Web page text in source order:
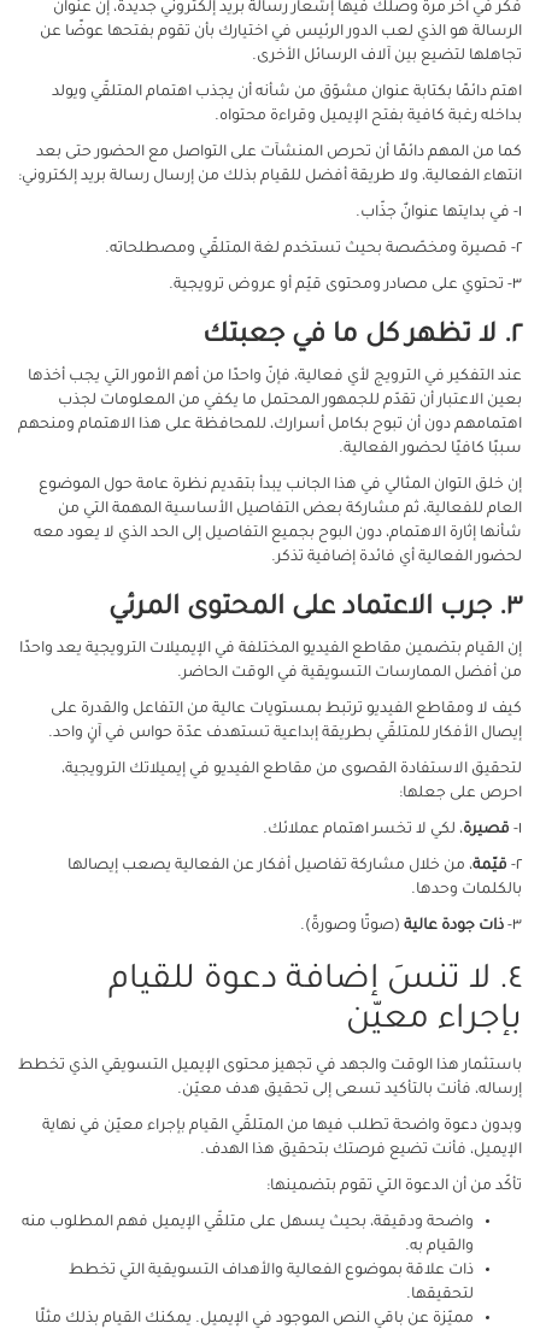
فكّر في آخر مرة وصلك فيها إشعار رسالة بريد إلكتروني جديدة، إنّ عنوان
الرسالة هو الذي لعب الدور الرئيس في اختيارك بأن تقوم بفتحها عوضًا عن
تجاهلها لتضيع بين آلاف الرسائل الأخرى.
اهتم دائمًا بكتابة عنوان مشوّق من شأنه أن يجذب اهتمام المتلقّي ويولد
بداخله رغبة كافية بفتح الإيميل وقراءة محتواه.
كما من المهم دائمًا أن تحرص المنشآت على التواصل مع الحضور حتى بعد
انتهاء الفعالية، ولا طريقة أفضل للقيام بذلك من إرسال رسالة بريد إلكتروني:
١- في بدايتها عنوانٌ جذّاب.
٢- قصيرة ومخصّصة بحيث تستخدم لغة المتلقّي ومصطلحاته.
٣- تحتوي على مصادر ومحتوى قيّم أو عروض ترويجية.
٢. لا تظهر كل ما في جعبتك
عند التفكير في الترويج لأي فعالية، فإنّ واحدًا من أهم الأمور التي يجب أخذها
بعين الاعتبار أن تقدّم للجمهور المحتمل ما يكفي من المعلومات لجذب
اهتمامهم دون أن تبوح بكامل أسرارك، للمحافظة على هذا الاهتمام ومنحهم
سببًا كافيًا لحضور الفعالية.
إن خلق التوان المثالي في هذا الجانب يبدأ بتقديم نظرة عامة حول الموضوع
العام للفعالية، ثم مشاركة بعض التفاصيل الأساسية المهمة التي من
شأنها إثارة الاهتمام، دون البوح بجميع التفاصيل إلى الحد الذي لا يعود معه
لحضور الفعالية أي فائدة إضافية تذكر.
٣. جرب الاعتماد على المحتوى المرئي
إن القيام بتضمين مقاطع الفيديو المختلفة في الإيميلات الترويجية يعد واحدًا
من أفضل الممارسات التسويقية في الوقت الحاضر.
كيف لا ومقاطع الفيديو ترتبط بمستويات عالية من التفاعل والقدرة على
إيصال الأفكار للمتلقّي بطريقة إبداعية تستهدف عدّة حواس في آنٍ واحد.
لتحقيق الاستفادة القصوى من مقاطع الفيديو في إيميلاتك الترويجية،
احرص على جعلها:
١- قصيرة، لكي لا تخسر اهتمام عملائك.
٢- قيّمة، من خلال مشاركة تفاصيل أفكار عن الفعالية يصعب إيصالها
بالكلمات وحدها.
٣- ذات جودة عالية (صوتًا وصورةً).
٤. لا تنسَ إضافة دعوة للقيام
بإجراء معيّن
باستثمار هذا الوقت والجهد في تجهيز محتوى الإيميل التسويقي الذي تخطط
إرساله، فأنت بالتأكيد تسعى إلى تحقيق هدف معيّن.
وبدون دعوة واضحة تطلب فيها من المتلقّي القيام بإجراء معيّن في نهاية
الإيميل، فأنت تضيع فرصتك بتحقيق هذا الهدف.
تأكّد من أن الدعوة التي تقوم بتضمينها:
واضحة ودقيقة، بحيث يسهل على متلقّي الإيميل فهم المطلوب منه
والقيام به.
ذات علاقة بموضوع الفعالية والأهداف التسويقية التي تخطط
لتحقيقها.
مميّزة عن باقي النص الموجود في الإيميل. يمكنك القيام بذلك مثلًا